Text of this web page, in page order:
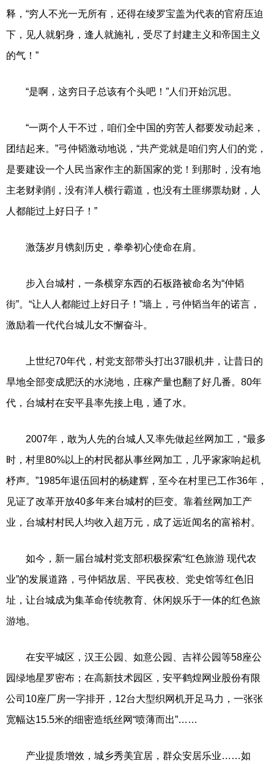
释，“穷人不光一无所有，还得在绫罗宝盖为代表的官府压迫
下，见人就躬身，逢人就施礼，受尽了封建主义和帝国主义
的气！”
“是啊，这穷日子总该有个头吧！”人们开始沉思。
“一两个人干不过，咱们全中国的穷苦人都要发动起来，
团结起来。”弓仲韬激动地说，“共产党就是咱们穷人们的党，
是要建设一个人民当家作主的新国家的党！到那时，没有地
主老财剥削，没有洋人横行霸道，也没有土匪绑票劫财，人
人都能过上好日子！”
激荡岁月镌刻历史，拳拳初心使命在肩。
步入台城村，一条横穿东西的石板路被命名为“仲韬
街”。“让人人都能过上好日子！”墙上，弓仲韬当年的诺言，
激励着一代代台城儿女不懈奋斗。
上世纪70年代，村党支部带头打出37眼机井，让昔日的
旱地全部变成肥沃的水浇地，庄稼产量也翻了好几番。80年
代，台城村在安平县率先接上电，通了水。
2007年，敢为人先的台城人又率先做起丝网加工，“最多
时，村里80%以上的村民都从事丝网加工，几乎家家响起机
杼声。”1985年退伍回村的杨建辉，至今在村里已工作36年，
见证了改革开放40多年来台城村的巨变。靠着丝网加工产
业，台城村村民人均收入超万元，成了远近闻名的富裕村。
如今，新一届台城村党支部积极探索“红色旅游 现代农
业”的发展道路，弓仲韬故居、平民夜校、党史馆等红色旧
址，让台城成为集革命传统教育、休闲娱乐于一体的红色旅
游地。
在安平城区，汉王公园、如意公园、吉祥公园等58座公
园绿地星罗密布；在高新技术园区，安平鹤煌网业股份有限
公司10座厂房一字排开，12台大型织网机开足马力，一张张
宽幅达15.5米的细密造纸丝网“喷薄而出”……
产业提质增效，城乡秀美宜居，群众安居乐业……如